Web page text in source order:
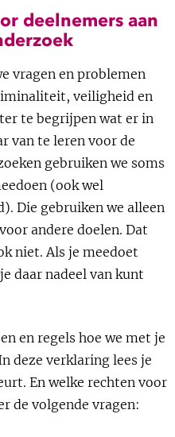
Show
deelnemers aan
vragen en problemen
veiligheid en
te begrijpen wat er in
van te leren voor de
gebruiken we soms
(ook wel
Die gebruiken we alleen
andere doelen. Dat
niet. Als je meedoet
daar nadeel van kunt
en regels hoe we met je
deze verklaring lees je
En welke rechten voor
de volgende vragen: